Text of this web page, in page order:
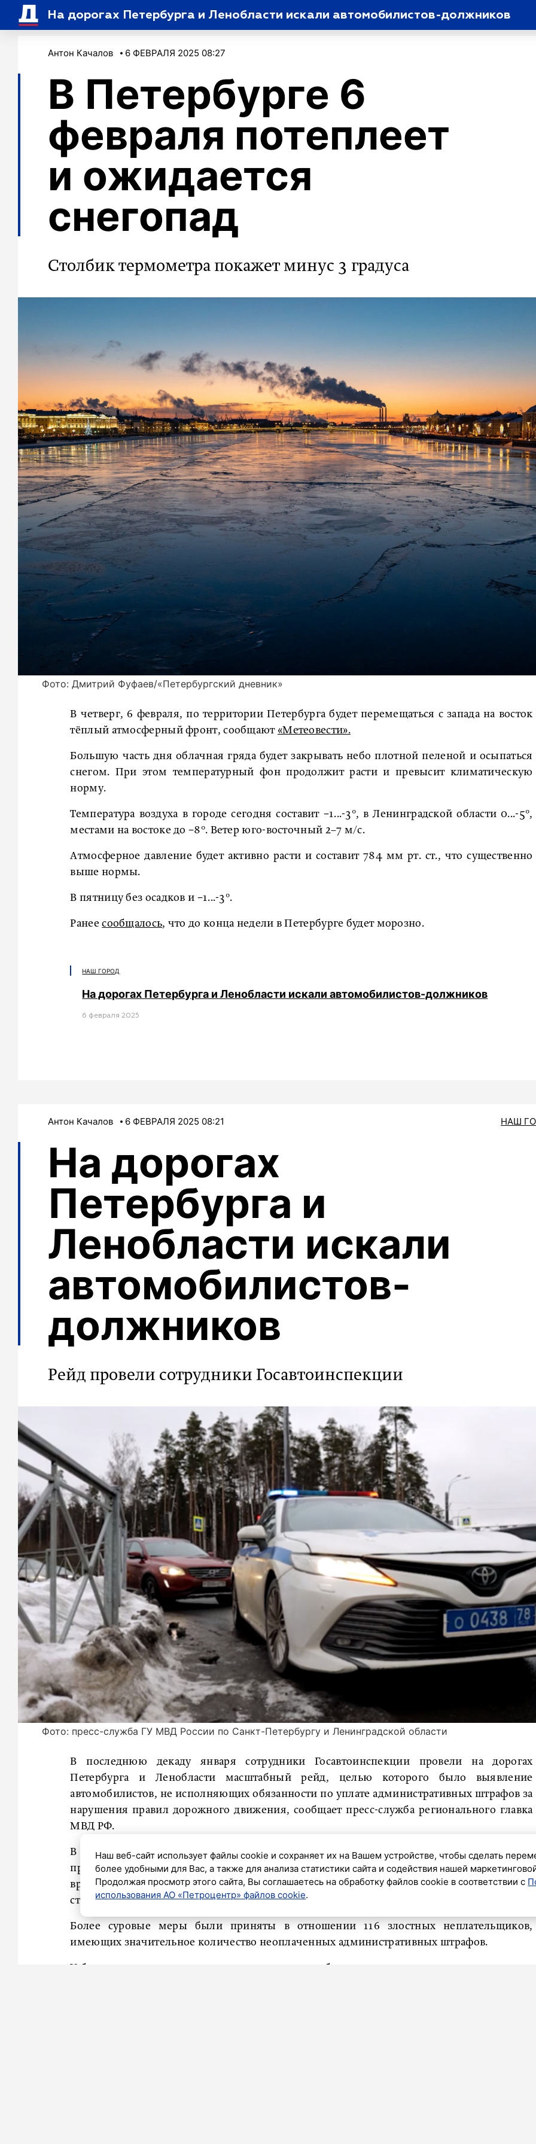
На дорогах Петербурга и Ленобласти искали автомобилистов-должников
Антон Качалов 6 ФЕВРАЛЯ 2025 08:27
В Петербурге 6
февраля потеплеет
и ожидается
снегопад
Столбик термометра покажет минус 3 градуса
Фото: Дмитрий Фуфаев/«Петербургский дневник»
В четверг, 6 февраля, по территории Петербурга будет перемещаться с запада на восток
тёплый атмосферный фронт, сообщают «Метеовести».
Большую часть дня облачная гряда будет закрывать небо плотной пеленой и осыпаться
снегом. При этом температурный фон продолжит расти и превысит климатическую
норму.
Температура воздуха в городе сегодня составит −1...-3°, в Ленинградской области 0...-5°,
местами на востоке до −8°. Ветер юго-восточный 2–7 м/с.
Атмосферное давление будет активно расти и составит 784 мм рт. ст., что существенно
выше нормы.
В пятницу без осадков и −1...-3°.
Ранеесообщалось, что до конца недели в Петербурге будет морозно.
НАШ ГОРОД
На дорогах Петербурга и Ленобласти искали автомобилистов-должников
6 февраля 2025
Антон Качалов 6 ФЕВРАЛЯ 2025 08:21 НАШ
На дорогах
Петербурга и
Ленобласти искали
автомобилистов-
должников
Рейд провели сотрудники Госавтоинспекции
Фото: пресс-служба ГУ МВД России по Санкт-Петербургу и Ленинградской области
В последнюю декаду января сотрудники Госавтоинспекции провели на дорогах
Петербурга и Ленобласти масштабный рейд, целью которого было выявление
автомобилистов, не исполняющих обязанности по уплате административных штрафов за
нарушения правил дорожного движения, сообщает пресс-служба регионального главка
МВД РФ.
В ходе рейда проверили почти 4 тысячи автомобилей. Подавляющее большинство
проверенных шоферов (более 3700) имели небольшие задолженности по штрафам. Им
вручили соответствующие уведомления и составили административные протоколы по
статье «Неуплата административного штрафа в предусмотренный законом срок».
Более суровые меры были приняты в отношении 116 злостных неплательщиков,
имеющих значительное количество неоплаченных административных штрафов.
У более чем половины таких должников автомобили изъяли и передали приставам для
Наш веб-сайт использует файлы cookie и сохраняет их на Вашем устройстве, чтобы сделать
более удобными для Вас, а также для анализа статистики сайта и содействия нашей
Продолжая просмотр этого сайта, Вы соглашаетесь на обработку файлов cookie в соответствии с
использования АО «Петроцентр» файлов cookie.